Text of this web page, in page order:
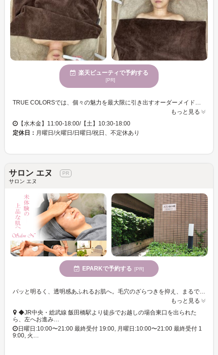
楽天ビューティで予約する
[PR]
TRUE COLORSでは、個々の魅力を最大限に引き出すオーダーメイドフェイシャルサロンを展開しています。静かで穏やかな雰囲気の中、リラックスしながらお客様のビューティ目標を一緒に追求します。独自の嗅覚を使った体質カウンセリングと肌分析機器を駆使し、その日の気分を取り入れたカスタムメニューをご提案します。上質なサービスは、様々な年齢層の方々から好評を得ています。お客様一人ひとりに専念したメニュー提案により、理想の美を叶えるサポートを行います。心が静まるTRUE COLORSで、日常を忘れる至福の時間をお過ごしください。静かな個室で、自然とエレガントな魅力を引き立てるスキンケアアドバイスも提供しております。
もっと見る
【水木金】11:00-18:00/【土】10:30-18:00
定休日： 月曜日/火曜日/日曜日/祝日、不定休あり
サロン エヌ
サロン エヌ
EPARKで予約する [PR]
パッと明るく、透明感あふれるお肌へ。毛穴のざらつきを抑え、まるで上質な陶器のようになめらかな肌へと導きます。リラックスできるオールハンド施術が魅力の、隠れ家的フェイシャルエステサロン。
もっと見る
◆JR中央・総武線 飯田橋駅より徒歩でお越しの場合東口を出られた
ら、左へお進み…
日曜日:10:00〜21:00 最終受付 19:00, 月曜日:10:00〜21:00 最終受付 1
9:00, 火…